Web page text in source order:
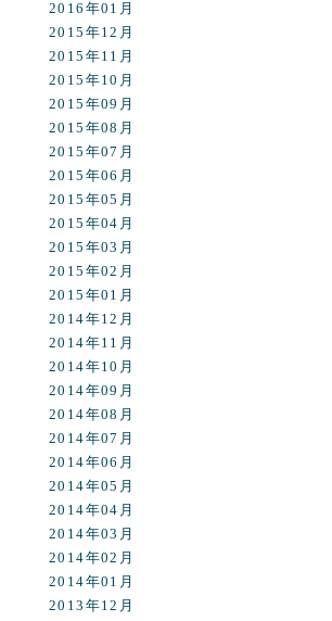
2016年01月
2015年12月
2015年11月
2015年10月
2015年09月
2015年08月
2015年07月
2015年06月
2015年05月
2015年04月
2015年03月
2015年02月
2015年01月
2014年12月
2014年11月
2014年10月
2014年09月
2014年08月
2014年07月
2014年06月
2014年05月
2014年04月
2014年03月
2014年02月
2014年01月
2013年12月